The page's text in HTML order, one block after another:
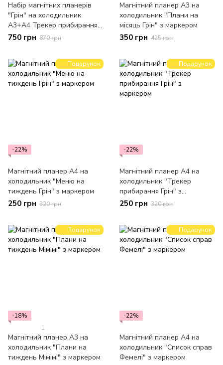
Набір магнітних планерів
"Грін" на холодильник
А3+А4 Трекер прибирання
+ Меню на тиждень +
750 грн 870 грн
Магнітний планер А3 на
холодильник "Плани на
місяць Грін" з маркером
350 грн 425 грн
Подарунок
-22%
Магнітний планер А4 на
холодильник "Меню на
тиждень Грін" з маркером
250 грн 320 грн
Подарунок
-22%
Магнітний планер А4 на
холодильник "Трекер
прибирання Грін" з
маркером
250 грн 320 грн
Подарунок
-18%
1
Магнітний планер А3 на
холодильник "Плани на
тиждень Мімімі" з маркером
Подарунок
-22%
Магнітний планер А4 на
холодильник "Список справ
Фемелі" з маркером